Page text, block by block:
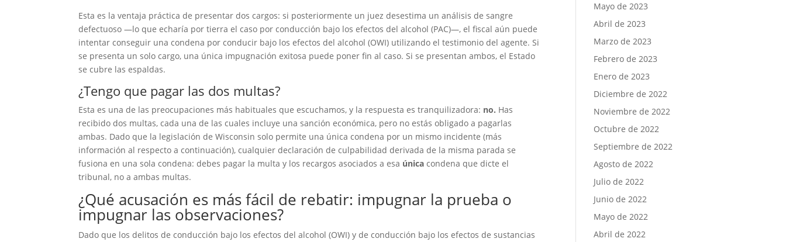
Esta es la ventaja práctica de presentar dos cargos: si posteriormente un juez desestima un análisis de sangre
defectuoso —lo que echaría por tierra el caso por conducción bajo los efectos del alcohol (PAC)—, el fiscal aún puede
intentar conseguir una condena por conducir bajo los efectos del alcohol (OWI) utilizando el testimonio del agente. Si
se presenta un solo cargo, una única impugnación exitosa puede poner fin al caso. Si se presentan ambos, el Estado
se cubre las espaldas.
¿Tengo que pagar las dos multas?
Esta es una de las preocupaciones más habituales que escuchamos, y la respuesta es tranquilizadora: no. Has
recibido dos multas, cada una de las cuales incluye una sanción económica, pero no estás obligado a pagarlas
ambas. Dado que la legislación de Wisconsin solo permite una única condena por un mismo incidente (más
información al respecto a continuación), cualquier declaración de culpabilidad derivada de la misma parada se
fusiona en una sola condena: debes pagar la multa y los recargos asociados a esa única condena que dicte el
tribunal, no a ambas multas.
¿Qué acusación es más fácil de rebatir: impugnar la prueba o
impugnar las observaciones?
Dado que los delitos de conducción bajo los efectos del alcohol (OWI) y de conducción bajo los efectos de sustancias
Mayo de 2023
Abril de 2023
Marzo de 2023
Febrero de 2023
Enero de 2023
Diciembre de 2022
Noviembre de 2022
Octubre de 2022
Septiembre de 2022
Agosto de 2022
Julio de 2022
Junio de 2022
Mayo de 2022
Abril de 2022